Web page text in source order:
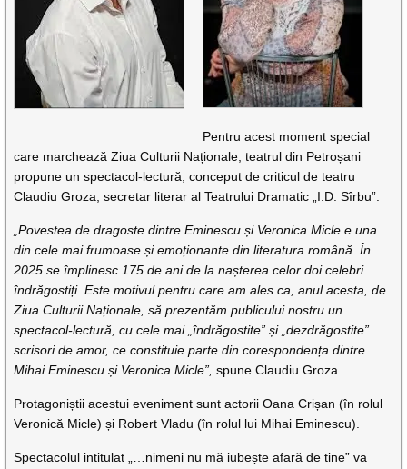
Pentru acest moment special
care marchează Ziua Culturii Naționale, teatrul din Petroșani
propune un spectacol-lectură, conceput de criticul de teatru
Claudiu Groza, secretar literar al Teatrului Dramatic „I.D. Sîrbu”.
„Povestea de dragoste dintre Eminescu și Veronica Micle e una
din cele mai frumoase și emoționante din literatura română. În
2025 se împlinesc 175 de ani de la nașterea celor doi celebri
îndrăgostiți. Este motivul pentru care am ales ca, anul acesta, de
Ziua Culturii Naționale, să prezentăm publicului nostru un
spectacol-lectură, cu cele mai „îndrăgostite” și „dezdrăgostite”
scrisori de amor, ce constituie parte din corespondența dintre
Mihai Eminescu și Veronica Micle”, spune Claudiu Groza.
Protagoniștii acestui eveniment sunt actorii Oana Crișan (în rolul
Veronică Micle) și Robert Vladu (în rolul lui Mihai Eminescu).
Spectacolul intitulat „…nimeni nu mă iubește afară de tine” va